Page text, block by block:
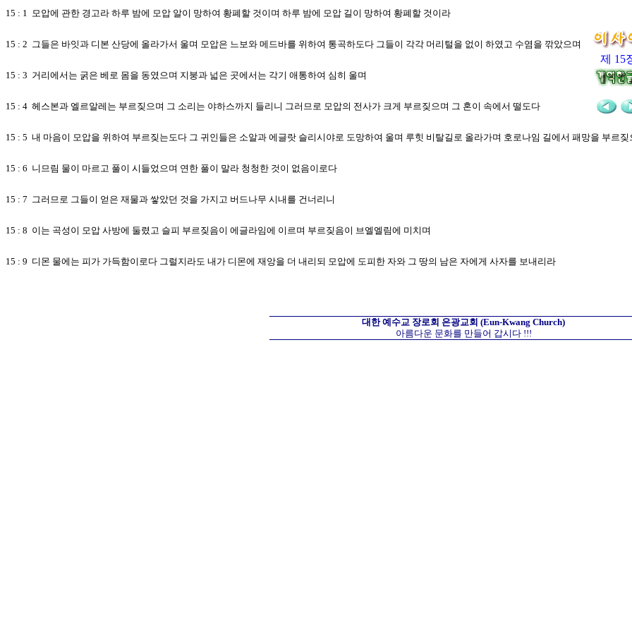
제 15
15 : 1 모압에 관한 경고라 하루 밤에 모압 알이 망하여 황폐할 것이며 하루 밤에 모압 길이 망하여 황폐할 것이라
15 : 2 그들은 바잇과 디본 산당에 올라가서 울며 모압은 느보와 메드바를 위하여 통곡하도다 그들이 각각 머리털을 없이 하였고 수염을 깎았으며
15 : 3 거리에서는 굵은 베로 몸을 동였으며 지붕과 넓은 곳에서는 각기 애통하여 심히 울며
15 : 4 헤스본과 엘르알레는 부르짖으며 그 소리는 야하스까지 들리니 그러므로 모압의 전사가 크게 부르짖으며 그 혼이 속에서 떨도다
15 : 5 내 마음이 모압을 위하여 부르짖는도다 그 귀인들은 소알과 에글랏 슬리시야로 도망하여 울며 루힛 비탈길로 올라가며 호로나임 길에서 패망을 부르짖
15 : 6 니므림 물이 마르고 풀이 시들었으며 연한 풀이 말라 청청한 것이 없음이로다
15 : 7 그러므로 그들이 얻은 재물과 쌓았던 것을 가지고 버드나무 시내를 건너리니
15 : 8 이는 곡성이 모압 사방에 둘렸고 슬피 부르짖음이 에글라임에 이르며 부르짖음이 브엘엘림에 미치며
15 : 9 디몬 물에는 피가 가득함이로다 그럴지라도 내가 디몬에 재앙을 더 내리되 모압에 도피한 자와 그 땅의 남은 자에게 사자를 보내리라
대한 예수교 장로회 은광교회 (Eun-Kwang Church)
아름다운 문화를 만들어 갑시다 !!!